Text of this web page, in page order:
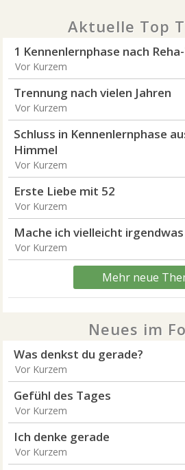
Aktuelle Top
1 Kennenlernphase nach
Vor Kurzem
Trennung nach vielen Jahren
Vor Kurzem
Schluss in Kennenlernphase
Himmel
Vor Kurzem
Erste Liebe mit 52
Vor Kurzem
Mache ich vielleicht
Vor Kurzem
Mehr neue
Neues im
Was denkst du gerade?
Vor Kurzem
Gefühl des Tages
Vor Kurzem
Ich denke gerade
Vor Kurzem